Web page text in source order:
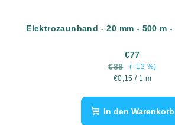
Elektrozaunband - 20 mm - 500 m
€77
€88
(–12 %)
Verkaufspreis:
€0,15 / 1 m
In den Warenkorb